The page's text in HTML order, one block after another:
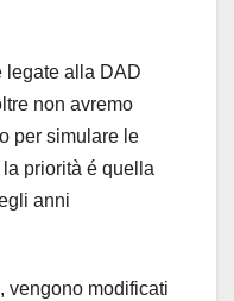
legate alla DAD
non avremo
per simulare le
priorità é quella
anni
vengono modificati